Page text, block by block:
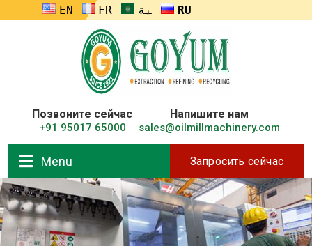
ENGLISHFRANÇAISالعربيةRUSSIA
Позвоните сейчас
+91 95017 65000
Напишите нам
sales@oilmillmachinery.com
Menu Запросить сейчас